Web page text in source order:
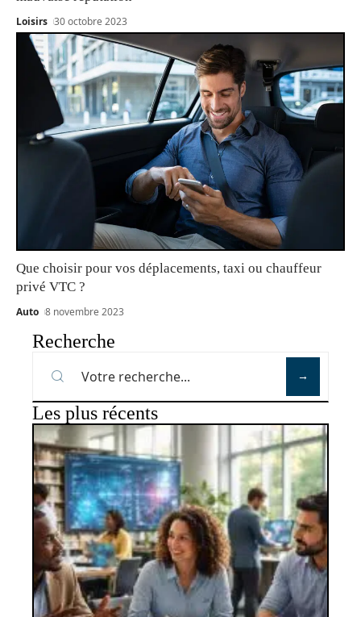
Loisirs 30 octobre 2023
Que choisir pour vos déplacements, taxi ou chauffeur
privé VTC ?
Auto 8 novembre 2023
Recherche
Les plus récents